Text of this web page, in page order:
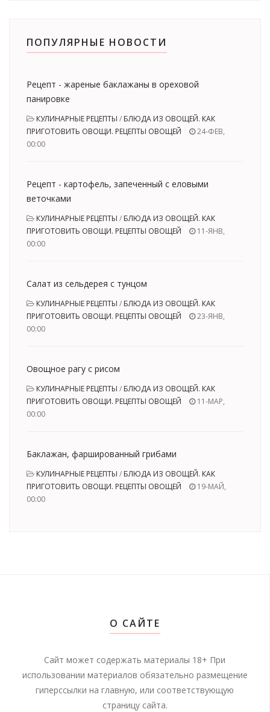
ПОПУЛЯРНЫЕ НОВОСТИ
Рецепт - жареные баклажаны в ореховой
панировке
КУЛИНАРНЫЕ РЕЦЕПТЫ / БЛЮДА ИЗ ОВОЩЕЙ. КАК
ПРИГОТОВИТЬ ОВОЩИ. РЕЦЕПТЫ ОВОЩЕЙ
24-ФЕВ,
00:00
Рецепт - картофель, запеченный с еловыми
веточками
КУЛИНАРНЫЕ РЕЦЕПТЫ / БЛЮДА ИЗ ОВОЩЕЙ. КАК
ПРИГОТОВИТЬ ОВОЩИ. РЕЦЕПТЫ ОВОЩЕЙ
11-ЯНВ,
00:00
Салат из сельдерея с тунцом
КУЛИНАРНЫЕ РЕЦЕПТЫ / БЛЮДА ИЗ ОВОЩЕЙ. КАК
ПРИГОТОВИТЬ ОВОЩИ. РЕЦЕПТЫ ОВОЩЕЙ
23-ЯНВ,
00:00
Овощное рагу с рисом
КУЛИНАРНЫЕ РЕЦЕПТЫ / БЛЮДА ИЗ ОВОЩЕЙ. КАК
ПРИГОТОВИТЬ ОВОЩИ. РЕЦЕПТЫ ОВОЩЕЙ
11-МАР,
00:00
Баклажан, фаршированный грибами
КУЛИНАРНЫЕ РЕЦЕПТЫ / БЛЮДА ИЗ ОВОЩЕЙ. КАК
ПРИГОТОВИТЬ ОВОЩИ. РЕЦЕПТЫ ОВОЩЕЙ
19-МАЙ,
00:00
О САЙТЕ
Сайт может содержать материалы 18+ При
использовании материалов обязательно размещение
гиперссылки на главную, или соответствующую
страницу сайта.